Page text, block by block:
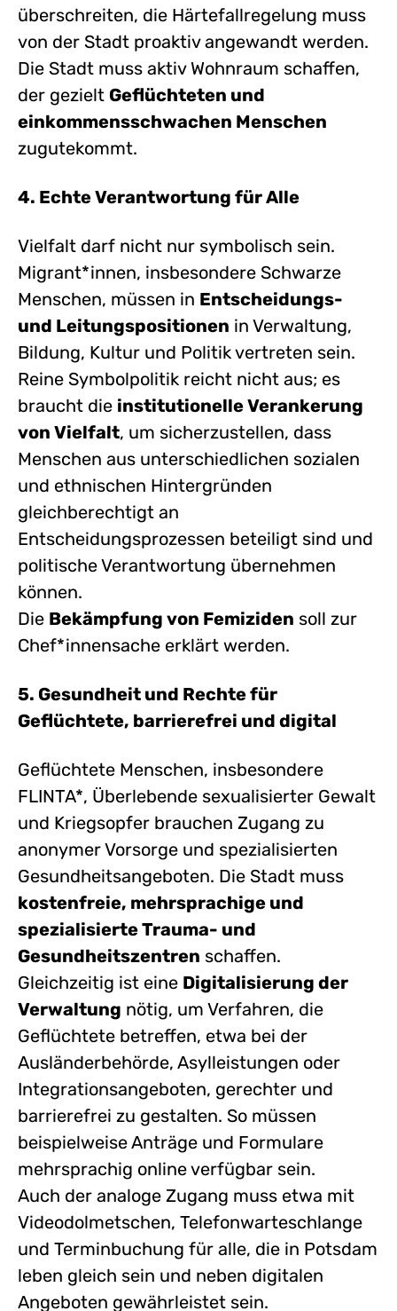
überschreiten, die Härtefallregelung muss
von der Stadt proaktiv angewandt werden.
Die Stadt muss aktiv Wohnraum schaffen,
der gezielt Geflüchteten und
einkommensschwachen Menschen
zugutekommt.
4. Echte Verantwortung für Alle
Vielfalt darf nicht nur symbolisch sein.
Migrant*innen, insbesondere Schwarze
Menschen, müssen in Entscheidungs-
und Leitungspositionen in Verwaltung,
Bildung, Kultur und Politik vertreten sein.
Reine Symbolpolitik reicht nicht aus; es
braucht die institutionelle Verankerung
von Vielfalt, um sicherzustellen, dass
Menschen aus unterschiedlichen sozialen
und ethnischen Hintergründen
gleichberechtigt an
Entscheidungsprozessen beteiligt sind und
politische Verantwortung übernehmen
können.
Die Bekämpfung von Femiziden soll zur
Chef*innensache erklärt werden.
5. Gesundheit und Rechte für
Geflüchtete, barrierefrei und digital
Geflüchtete Menschen, insbesondere
FLINTA*, Überlebende sexualisierter Gewalt
und Kriegsopfer brauchen Zugang zu
anonymer Vorsorge und spezialisierten
Gesundheitsangeboten. Die Stadt muss
kostenfreie, mehrsprachige und
spezialisierte Trauma- und
Gesundheitszentren schaffen.
Gleichzeitig ist eine Digitalisierung der
Verwaltung nötig, um Verfahren, die
Geflüchtete betreffen, etwa bei der
Ausländerbehörde, Asylleistungen oder
Integrationsangeboten, gerechter und
barrierefrei zu gestalten. So müssen
beispielweise Anträge und Formulare
mehrsprachig online verfügbar sein.
Auch der analoge Zugang muss etwa mit
Videodolmetschen, Telefonwarteschlange
und Terminbuchung für alle, die in Potsdam
leben gleich sein und neben digitalen
Angeboten gewährleistet sein.